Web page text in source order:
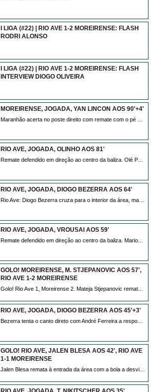
I LIGA (#22) | RIO AVE 1-2 MOREIRENSE: FLASH
RODRI ALONSO
I LIGA (#22) | RIO AVE 1-2 MOREIRENSE: FLASH
INTERVIEW DIOGO OLIVEIRA
MOREIRENSE, JOGADA, YAN LINCON AOS 90'+4'
RIO AVE, JOGADA, OLINHO AOS 81'
RIO AVE, JOGADA, DIOGO BEZERRA AOS 64'
RIO AVE, JOGADA, VROUSAI AOS 59'
GOLO! MOREIRENSE, M. STJEPANOVIC AOS 57',
RIO AVE 1-2 MOREIRENSE
RIO AVE, JOGADA, DIOGO BEZERRA AOS 45'+3'
GOLO! RIO AVE, JALEN BLESA AOS 42', RIO AVE
1-1 MOREIRENSE